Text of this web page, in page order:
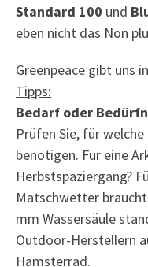
Standard 100 und
eben nicht das Non
Greenpeace gibt uns
Tipps:
Bedarf oder
Prüfen Sie, für
benötigen. Für eine
Herbstspaziergang?
Matschwetter
mm Wassersäule
Outdoor-Herstellern
Hamsterrad.